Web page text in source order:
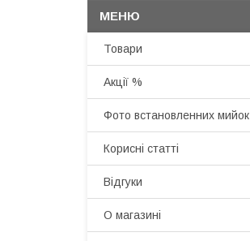
Товари
Акції %
Фото встановленних мийок
Корисні статті
Відгуки
О магазині